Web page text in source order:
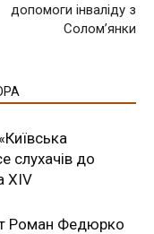
допомоги інваліду з
Солом’янки
слухачів до
XIV
Роман Федюрко